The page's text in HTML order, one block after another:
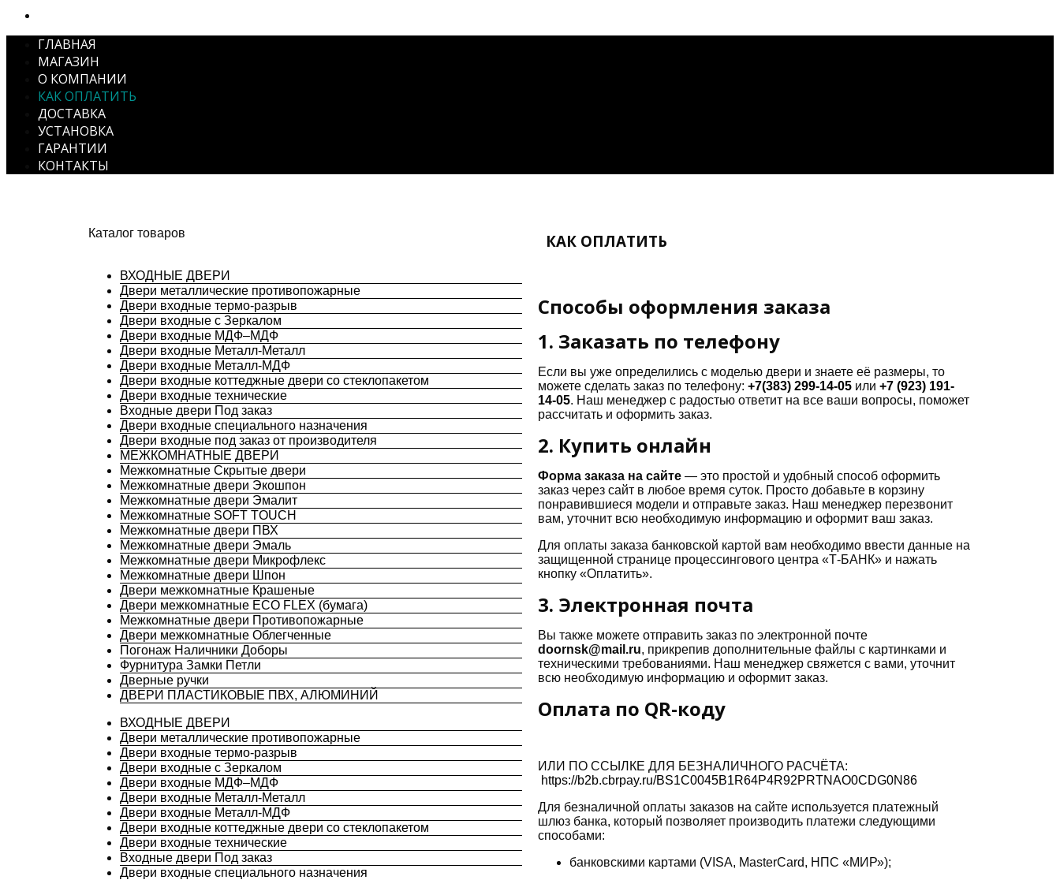
ГЛАВНАЯ
МАГАЗИН
О КОМПАНИИ
КАК ОПЛАТИТЬ
ДОСТАВКА
УСТАНОВКА
ГАРАНТИИ
КОНТАКТЫ
Каталог товаров
ВХОДНЫЕ ДВЕРИ
Двери металлические противопожарные
Двери входные термо-разрыв
Двери входные с Зеркалом
Двери входные МДФ–МДФ
Двери входные Металл-Металл
Двери входные Металл-МДФ
Двери входные коттеджные двери со стеклопакетом
Двери входные технические
Входные двери Под заказ
Двери входные специального назначения
Двери входные под заказ от производителя
МЕЖКОМНАТНЫЕ ДВЕРИ
Межкомнатные Скрытые двери
Межкомнатные двери Экошпон
Межкомнатные двери Эмалит
Межкомнатные SOFT TOUCH
Межкомнатные двери ПВХ
Межкомнатные двери Эмаль
Межкомнатные двери Микрофлекс
Межкомнатные двери Шпон
Двери межкомнатные Крашеные
Двери межкомнатные ECO FLEX (бумага)
Межкомнатные двери Противопожарные
Двери межкомнатные Облегченные
Погонаж Наличники Доборы
Фурнитура Замки Петли
Дверные ручки
ДВЕРИ ПЛАСТИКОВЫЕ ПВХ, АЛЮМИНИЙ
ВХОДНЫЕ ДВЕРИ
Двери металлические противопожарные
Двери входные термо-разрыв
Двери входные с Зеркалом
Двери входные МДФ–МДФ
Двери входные Металл-Металл
Двери входные Металл-МДФ
Двери входные коттеджные двери со стеклопакетом
Двери входные технические
Входные двери Под заказ
Двери входные специального назначения
КАК ОПЛАТИТЬ
Способы оформления заказа
1. Заказать по телефону
Если вы уже определились с моделью двери и знаете её размеры, то
можете сделать заказ по телефону: +7(383) 299-14-05 или +7 (923) 191-
14-05. Наш менеджер с радостью ответит на все ваши вопросы, поможет
рассчитать и оформить заказ.
2. Купить онлайн
Форма заказа на сайте — это простой и удобный способ оформить
заказ через сайт в любое время суток. Просто добавьте в корзину
понравившиеся модели и отправьте заказ. Наш менеджер перезвонит
вам, уточнит всю необходимую информацию и оформит ваш заказ.
Для оплаты заказа банковской картой вам необходимо ввести данные на
защищенной странице процессингового центра «Т-БАНК» и нажать
кнопку «Оплатить».
3. Электронная почта
Вы также можете отправить заказ по электронной почте
doornsk@mail.ru, прикрепив дополнительные файлы с картинками и
техническими требованиями. Наш менеджер свяжется с вами, уточнит
всю необходимую информацию и оформит заказ.
Оплата по QR-коду
ИЛИ ПО ССЫЛКЕ ДЛЯ БЕЗНАЛИЧНОГО РАСЧЁТА:
https://b2b.cbrpay.ru/BS1C0045B1R64P4R92PRTNAO0CDG0N86
Для безналичной оплаты заказов на сайте используется платежный
шлюз банка, который позволяет производить платежи следующими
способами:
банковскими картами (VISA, MasterCard, НПС «МИР»);